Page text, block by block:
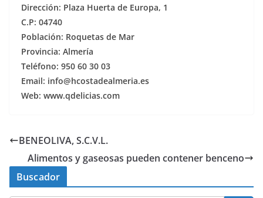
Dirección: Plaza Huerta de Europa, 1
C.P: 04740
Población: Roquetas de Mar
Provincia: Almería
Teléfono: 950 60 30 03
Email: info@hcostadealmeria.es
Web: www.qdelicias.com
BENEOLIVA, S.C.V.L.
Alimentos y gaseosas pueden contener benceno
Buscador